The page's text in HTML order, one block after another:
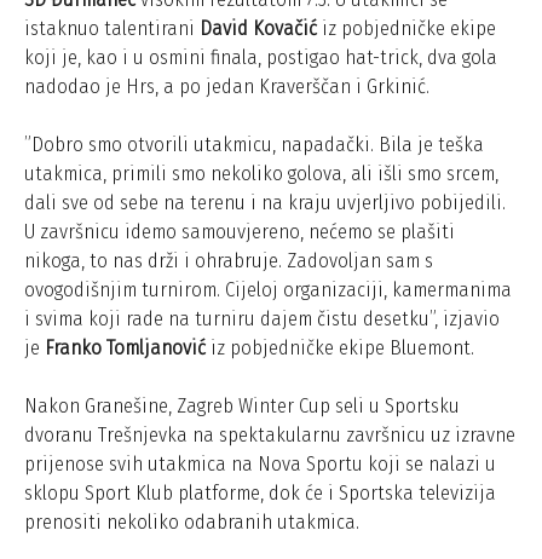
istaknuo talentirani David Kovačić iz pobjedničke ekipe
koji je, kao i u osmini finala, postigao hat-trick, dva gola
nadodao je Hrs, a po jedan Kraverščan i Grkinić.
”Dobro smo otvorili utakmicu, napadački. Bila je teška
utakmica, primili smo nekoliko golova, ali išli smo srcem,
dali sve od sebe na terenu i na kraju uvjerljivo pobijedili.
U završnicu idemo samouvjereno, nećemo se plašiti
nikoga, to nas drži i ohrabruje. Zadovoljan sam s
ovogodišnjim turnirom. Cijeloj organizaciji, kamermanima
i svima koji rade na turniru dajem čistu desetku”, izjavio
je Franko Tomljanović iz pobjedničke ekipe Bluemont.
Nakon Granešine, Zagreb Winter Cup seli u Sportsku
dvoranu Trešnjevka na spektakularnu završnicu uz izravne
prijenose svih utakmica na Nova Sportu koji se nalazi u
sklopu Sport Klub platforme, dok će i Sportska televizija
prenositi nekoliko odabranih utakmica.